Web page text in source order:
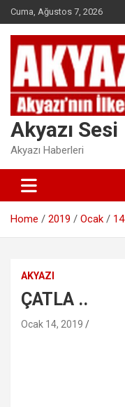
Skip
to
content
Cuma, Ağustos 7, 2026
Akyazı Sesi
Akyazı Haberleri
Home 2019 Ocak 14
AKYAZI
ÇATLA ..
Ocak 14, 2019